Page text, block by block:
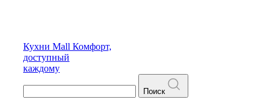
Кухни Mall Комфорт,
доступный
каждому
Поиск